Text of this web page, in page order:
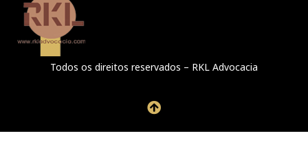
Todos os direitos reservados – RKL Advocacia